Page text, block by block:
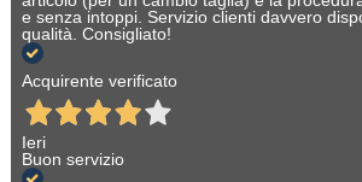
e senza intoppi. Servizio clienti davvero
qualità. Consigliato!
Acquirente verificato
Ieri
Buon servizio